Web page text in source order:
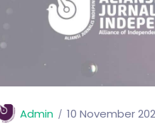
Admin 10 November